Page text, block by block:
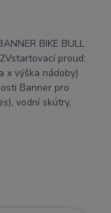
BIKE BULL
proud:
x výška nádoby)
Banner pro
vodní skútry,